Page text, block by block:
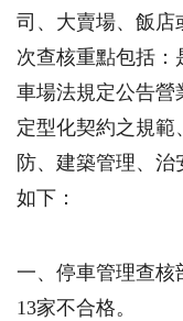
司、大賣場、飯店
次查核重點包括：
車場法規定公告營
定型化契約之規範
防、建築管理、
如下：
一、停車管理查核
13家不合格。